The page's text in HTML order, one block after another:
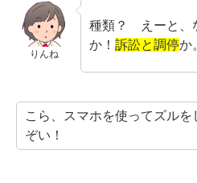
りんね
種類？ えーと、
か！ 訴訟と調停か
こら、スマホを使ってズルを
ぞい！